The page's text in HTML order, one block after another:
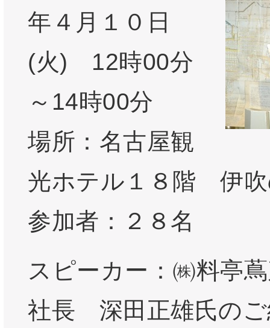
年４月１０日
(火) 12時00分
～14時00分
場所：名古屋観
光ホテル１８階 伊
参加者：２８名
スピーカー：㈱料亭
社長 深田正雄氏のご